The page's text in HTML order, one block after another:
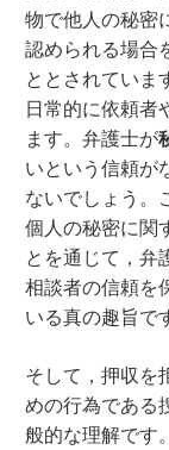
物で他人の秘密
認められる場合
ととされていま
日常的に依頼者
ます。弁護士が
いという信頼が
ないでしょう。
個人の秘密に関
とを通じて，
相談者の信頼を
いる真の趣旨で
そして，押収を
めの行為である
般的な理解です。